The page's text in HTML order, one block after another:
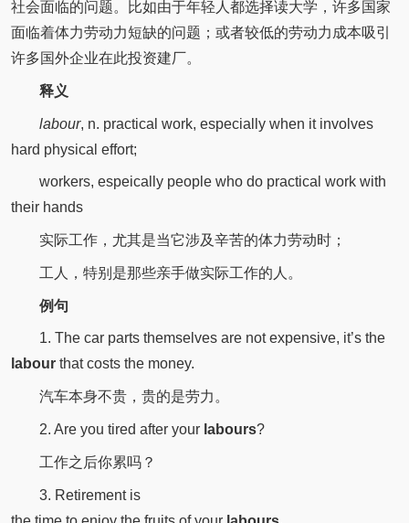
社会面临的问题。比如由于年轻人都选择读大学，许多国家
面临着体力劳动力短缺的问题；或者较低的劳动力成本吸引
许多国外企业在此投资建厂。
释义
labour, n. practical work, especially when it involves
hard physical effort;
workers, espeically people who do practical work with
their hands
实际工作，尤其是当它涉及辛苦的体力劳动时；
工人，特别是那些亲手做实际工作的人。
例句
1. The car parts themselves are not expensive, it’s the
labourthat costs the money.
汽车本身不贵，贵的是劳力。
2. Are you tired after your labours?
工作之后你累吗？
3. Retirement is